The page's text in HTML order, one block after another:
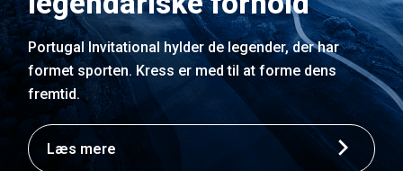
Portugal Invitational hylder de legender, der har
formet sporten. Kress er med til at forme dens
fremtid.
Læs mere